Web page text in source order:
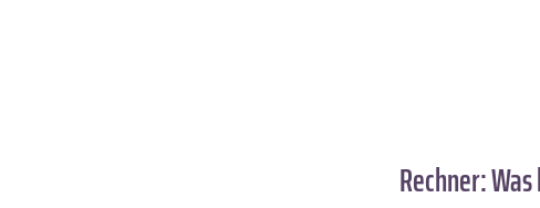
Rechner: